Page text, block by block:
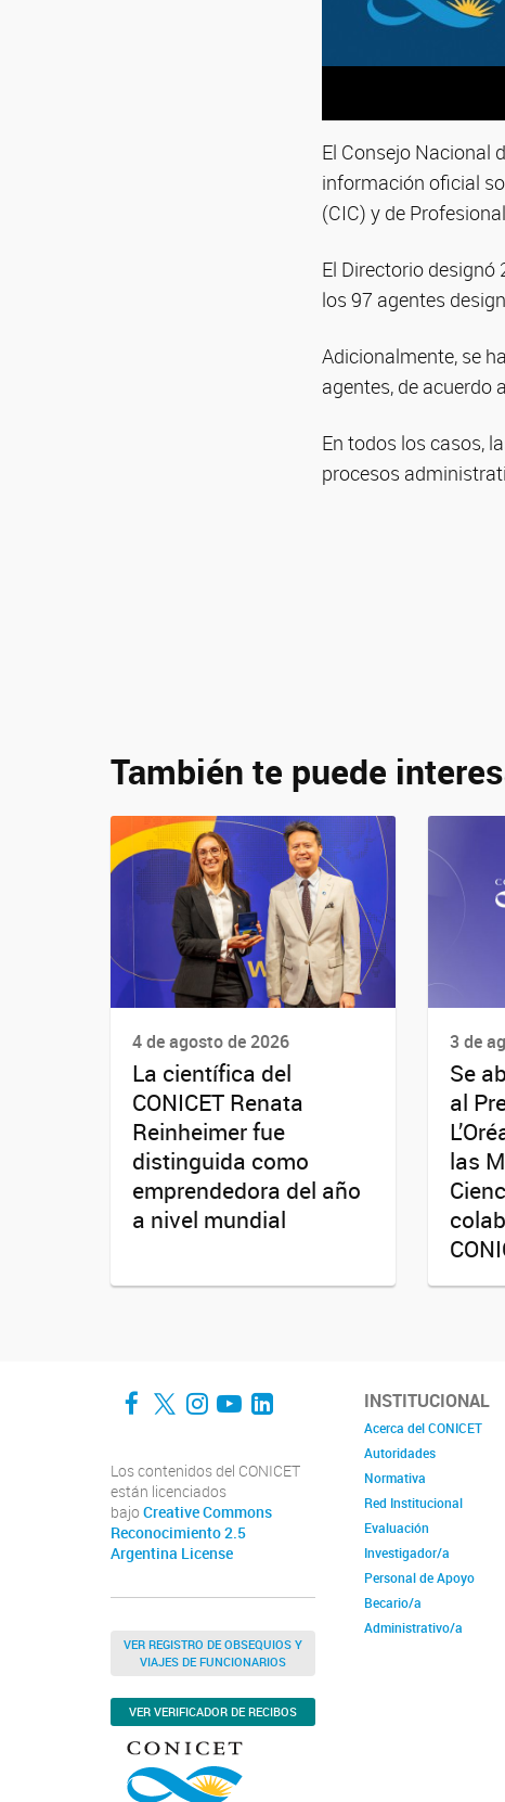
El Consejo Nacional
información oficial
(CIC) y de
El Directorio designó
los 97 agentes
Adicionalmente, se
agentes, de acuerdo
En todos los casos,
procesos
También te puede
4 de agosto de 2026
La científica del
CONICET Renata
Reinheimer fue
distinguida como
emprendedora del año
a nivel mundial
3 de
Se
al
las
Facebook
Twitter
Instagram
YouTube
LinkedIn
Los contenidos del CONICET
están licenciados
bajo Creative Commons
Reconocimiento 2.5
Argentina License
VER REGISTRO DE OBSEQUIOS Y
VIAJES DE FUNCIONARIOS
VER VERIFICADOR DE RECIBOS
INSTITUCIONAL
Acerca del CONICET
Autoridades
Normativa
Red Institucional
Evaluación
Investigador/a
Personal de Apoyo
Becario/a
Administrativo/a